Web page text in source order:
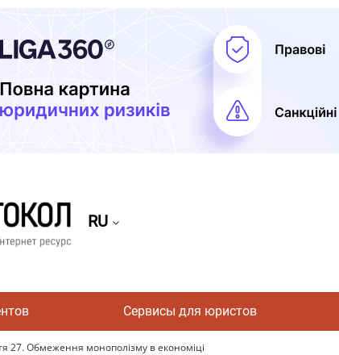
RU
Сервисы для юристов
27. Обмеження монополізму в економіці